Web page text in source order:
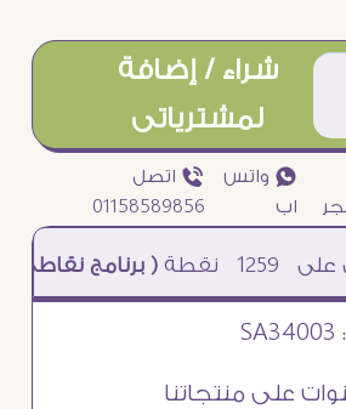
شراء / إضافة
لمشترياتى
₧ واتس
اب
ƒ اتصل
01158589856
نقطة( برنامج نقاطى )à خصم 5% للعملاء الجدد à شحن مجانى عند الشراء ب 4000 جنيه à